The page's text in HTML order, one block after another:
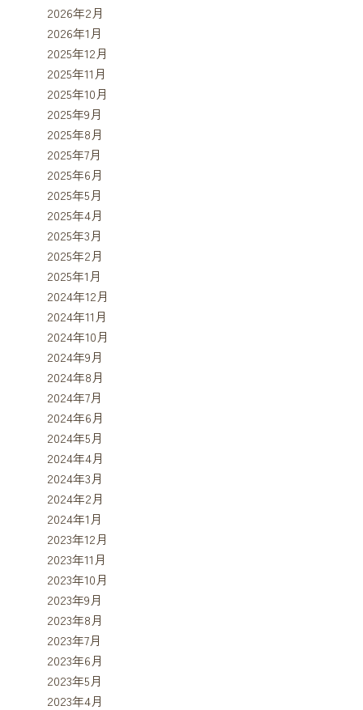
2026年2月
2026年1月
2025年12月
2025年11月
2025年10月
2025年9月
2025年8月
2025年7月
2025年6月
2025年5月
2025年4月
2025年3月
2025年2月
2025年1月
2024年12月
2024年11月
2024年10月
2024年9月
2024年8月
2024年7月
2024年6月
2024年5月
2024年4月
2024年3月
2024年2月
2024年1月
2023年12月
2023年11月
2023年10月
2023年9月
2023年8月
2023年7月
2023年6月
2023年5月
2023年4月